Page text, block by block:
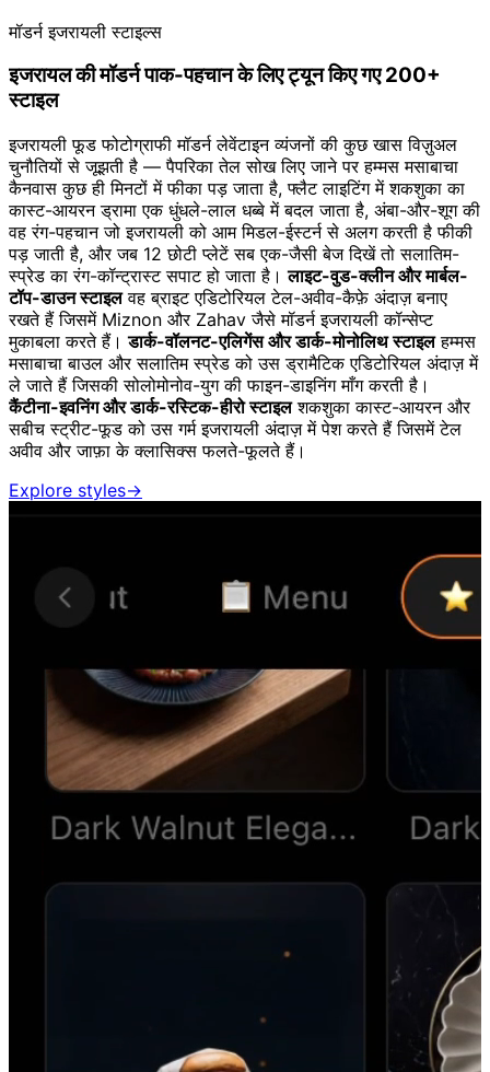
मॉडर्न इजरायली स्टाइल्स
इजरायल की मॉडर्न पाक-पहचान के लिए ट्यून किए गए 200+
स्टाइल
इजरायली फूड फोटोग्राफी मॉडर्न लेवेंटाइन व्यंजनों की कुछ खास विज़ुअल
चुनौतियों से जूझती है — पैपरिका तेल सोख लिए जाने पर हम्मस मसाबाचा
कैनवास कुछ ही मिनटों में फीका पड़ जाता है, फ्लैट लाइटिंग में शकशुका का
कास्ट-आयरन ड्रामा एक धुंधले-लाल धब्बे में बदल जाता है, अंबा-और-शूग की
वह रंग-पहचान जो इजरायली को आम मिडल-ईस्टर्न से अलग करती है फीकी
पड़ जाती है, और जब 12 छोटी प्लेटें सब एक-जैसी बेज दिखें तो सलातिम-
स्प्रेड का रंग-कॉन्ट्रास्ट सपाट हो जाता है।लाइट-वुड-क्लीन और मार्बल-
टॉप-डाउन स्टाइलवह ब्राइट एडिटोरियल टेल-अवीव-कैफ़े अंदाज़ बनाए
रखते हैं जिसमें Miznon और Zahav जैसे मॉडर्न इजरायली कॉन्सेप्ट
मुकाबला करते हैं।डार्क-वॉलनट-एलिगेंस और डार्क-मोनोलिथ स्टाइलहम्मस
मसाबाचा बाउल और सलातिम स्प्रेड को उस ड्रामैटिक एडिटोरियल अंदाज़ में
ले जाते हैं जिसकी सोलोमोनोव-युग की फाइन-डाइनिंग माँग करती है।
कैंटीना-इवनिंग और डार्क-रस्टिक-हीरो स्टाइलशकशुका कास्ट-आयरन और
सबीच स्ट्रीट-फूड को उस गर्म इजरायली अंदाज़ में पेश करते हैं जिसमें टेल
अवीव और जाफ़ा के क्लासिक्स फलते-फूलते हैं।
Explore styles→